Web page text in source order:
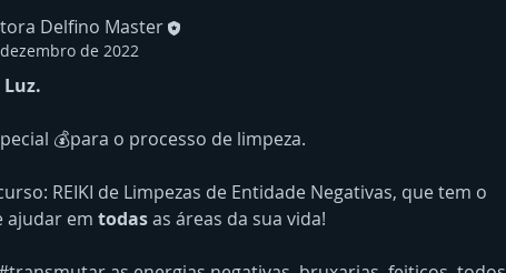
Delfino Master
de 2022
Luz.
💰para o processo de limpeza.
REIKI de Limpezas de Entidade Negativas, que tem o
ajudar em todas as áreas da sua vida!